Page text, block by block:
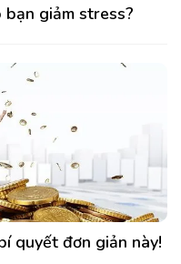
giảm stress?
quyết đơn giản này!